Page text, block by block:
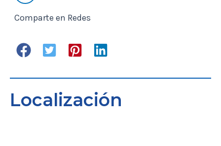
Comparte en Redes
Localización